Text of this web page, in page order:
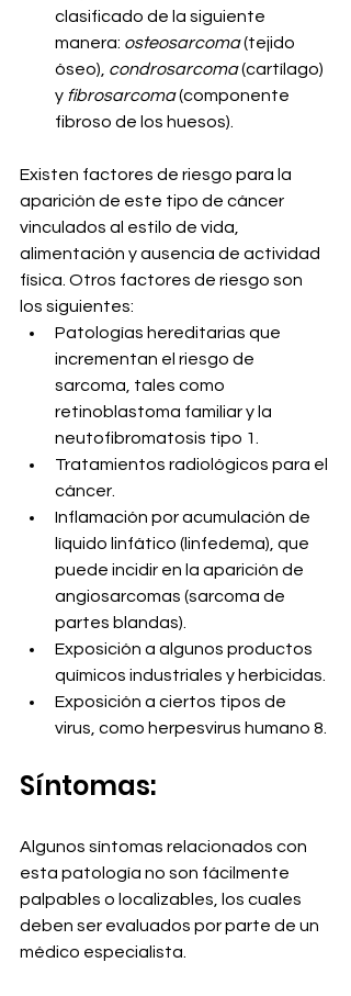
clasificado de la siguiente
manera: osteosarcoma (tejido
óseo), condrosarcoma (cartílago)
y fibrosarcoma (componente
fibroso de los huesos).
Existen factores de riesgo para la
aparición de este tipo de cáncer
vinculados al estilo de vida,
alimentación y ausencia de actividad
física. Otros factores de riesgo son
los siguientes:
Patologías hereditarias que
incrementan el riesgo de
sarcoma, tales como
retinoblastoma familiar y la
neutofibromatosis tipo 1.
Tratamientos radiológicos para el
cáncer.
Inflamación por acumulación de
líquido linfático (linfedema), que
puede incidir en la aparición de
angiosarcomas (sarcoma de
partes blandas).
Exposición a algunos productos
químicos industriales y herbicidas.
Exposición a ciertos tipos de
virus, como herpesvirus humano 8.
Síntomas:
Algunos síntomas relacionados con
esta patología no son fácilmente
palpables o localizables, los cuales
deben ser evaluados por parte de un
médico especialista.